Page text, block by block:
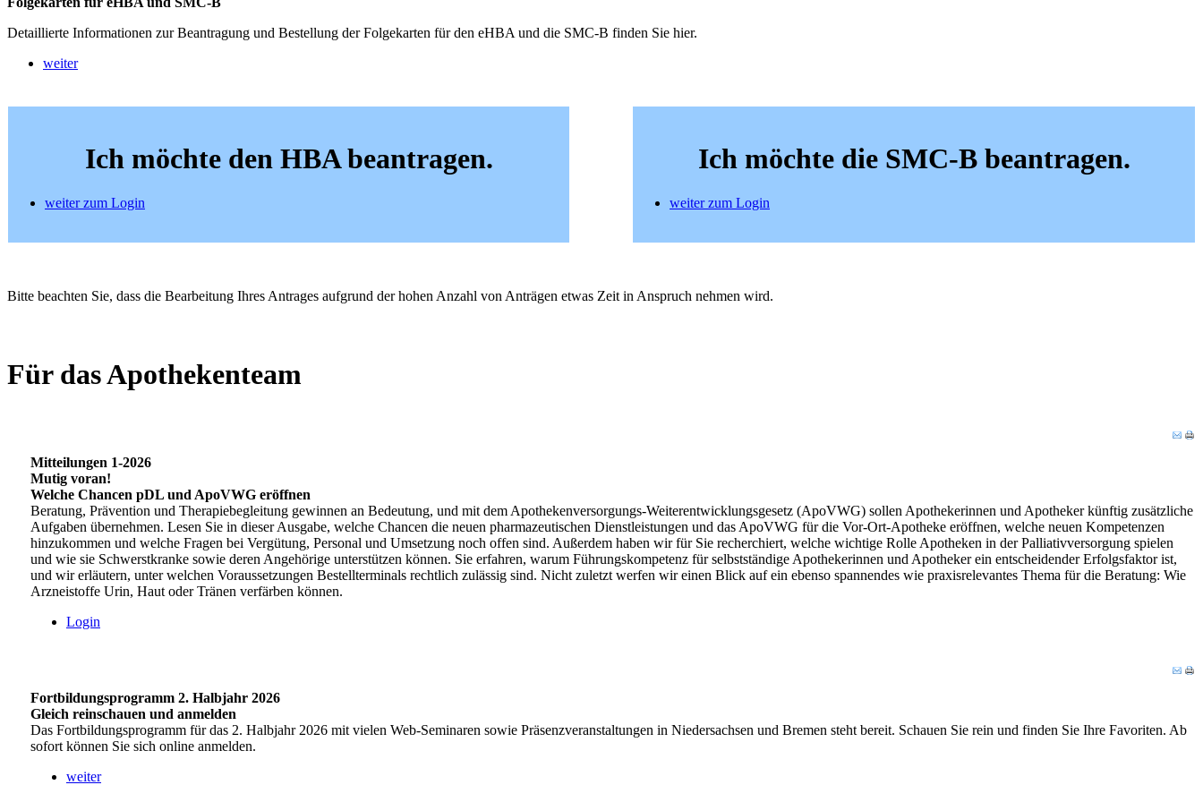
Detaillierte Informationen zur Beantragung und Bestellung der Folgekarten für den eHBA und die SMC-B finden Sie hier.
weiter
Ich möchte den HBA beantragen.
weiter zum Login
Ich möchte die SMC-B beantragen.
weiter zum Login
Bitte beachten Sie, dass die Bearbeitung Ihres Antrages aufgrund der hohen Anzahl von Anträgen etwas Zeit in Anspruch nehmen wird.
Für das Apothekenteam
Mitteilungen 1-2026
Mutig voran!
Welche Chancen pDL und ApoVWG eröffnen
Beratung, Prävention und Therapiebegleitung gewinnen an Bedeutung, und mit dem Apothekenversorgungs-Weiterentwicklungsgesetz (ApoVWG) sollen Apothekerinnen und Apotheker künftig zusätzliche
Aufgaben übernehmen. Lesen Sie in dieser Ausgabe, welche Chancen die neuen pharmazeutischen Dienstleistungen und das ApoVWG für die Vor-Ort-Apotheke eröffnen, welche neuen Kompetenzen
hinzukommen und welche Fragen bei Vergütung, Personal und Umsetzung noch offen sind. Außerdem haben wir für Sie recherchiert, welche wichtige Rolle Apotheken in der Palliativversorgung spielen
und wie sie Schwerstkranke sowie deren Angehörige unterstützen können. Sie erfahren, warum Führungskompetenz für selbstständige Apothekerinnen und Apotheker ein entscheidender Erfolgsfaktor ist,
und wir erläutern, unter welchen Voraussetzungen Bestellterminals rechtlich zulässig sind. Nicht zuletzt werfen wir einen Blick auf ein ebenso spannendes wie praxisrelevantes Thema für die Beratung: Wie
Arzneistoffe Urin, Haut oder Tränen verfärben können.
Login
Fortbildungsprogramm 2. Halbjahr 2026
Gleich reinschauen und anmelden
Das Fortbildungsprogramm für das 2. Halbjahr 2026 mit vielen Web-Seminaren sowie Präsenzveranstaltungen in Niedersachsen und Bremen steht bereit. Schauen Sie rein und finden Sie Ihre Favoriten. Ab
sofort können Sie sich online anmelden.
weiter